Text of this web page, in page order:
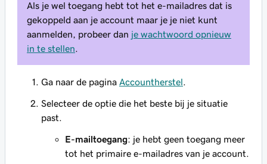
Als je wel toegang hebt tot het e-mailadres dat is
gekoppeld aan je account maar je je niet kunt
aanmelden, probeer dan je wachtwoord opnieuw
in te stellen.
Ga naar de pagina Accountherstel.
Selecteer de optie die het beste bij je situatie
past.
E-mailtoegang: je hebt geen toegang meer
tot het primaire e-mailadres van je account.